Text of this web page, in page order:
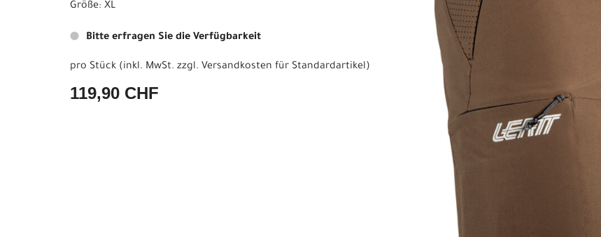
Größe: XL
Bitte erfragen Sie die Verfügbarkeit
pro Stück (inkl. MwSt. zzgl. Versandkosten für Standardartikel)
119,90 CHF